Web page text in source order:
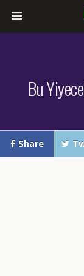
Bu
Share